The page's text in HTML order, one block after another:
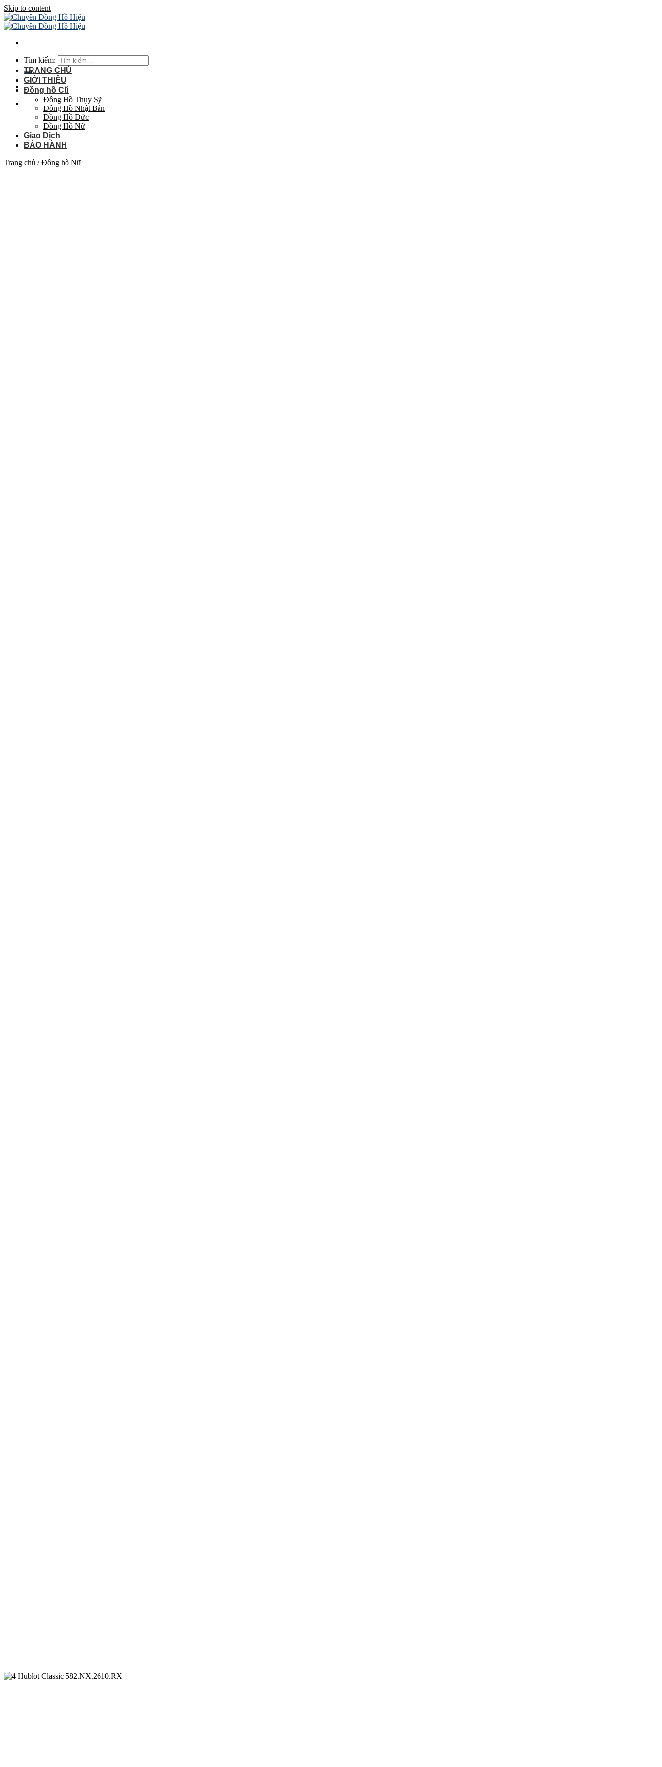
Skip to content
Tìm kiếm:
TRANG CHỦ
GIỚI THIỆU
Đồng hồ Cũ
Đồng Hồ Thụy Sỹ
Đồng Hồ Nhật Bản
Đồng Hồ Đức
Đồng Hồ Nữ
Giao Dịch
BẢO HÀNH
Trang chủ / Đồng hồ Nữ